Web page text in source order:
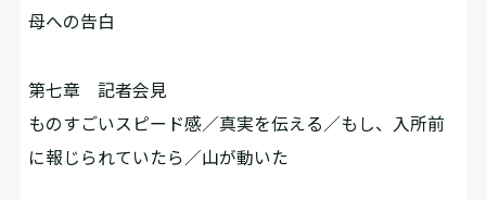
母への告白
第七章 記者会見
ものすごいスピード感／真実を伝える／もし、入所前
に報じられていたら／山が動いた